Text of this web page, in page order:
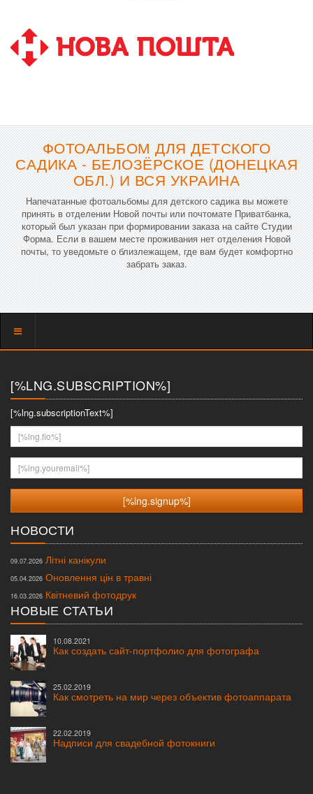
ФОТОАЛЬБОМ ДЛЯ ДЕТСКОГО
САДИКА - БЕЛОЗЁРСКОЕ (ДОНЕЦКАЯ
ОБЛ.) И ВСЯ УКРАИНА
Напечатанные фотоальбомы для детского садика вы можете
принять в отделении Новой почты или почтомате Приватбанка,
который был указан при формировании заказа на сайте Студии
Форма. Если в вашем месте проживания нет отделения Новой
почты, то уведомьте о близлежащем, где вам будет комфортно
забрать заказ.
Показать
[%LNG.SUBSCRIPTION%]
[%lng.subscriptionText%]
[%lng.fio%]
[%lng.youremail%]
НОВОСТИ
09.07.2026 Літні канікули
05.04.2026 Оновлення цін в травні
16.03.2026 Квітневий фотодрук
НОВЫЕ СТАТЬИ
10.08.2021
Как создать сайт-портфолио для фотографа
25.02.2019
Как смотреть на мир через объектив фотоаппарата
22.02.2019
Надписи для свадебной фотокниги